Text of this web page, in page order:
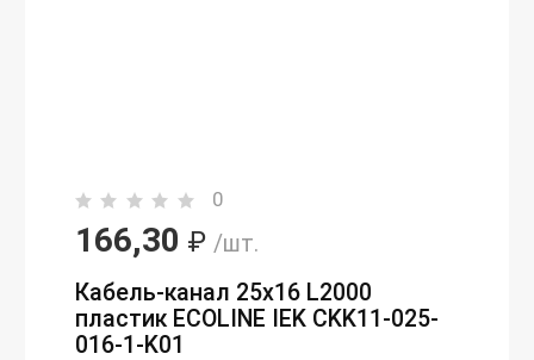
0
166,30 ₽ /шт.
Кабель-канал 25х16 L2000
пластик ECOLINE IEK CKK11-025-
016-1-K01